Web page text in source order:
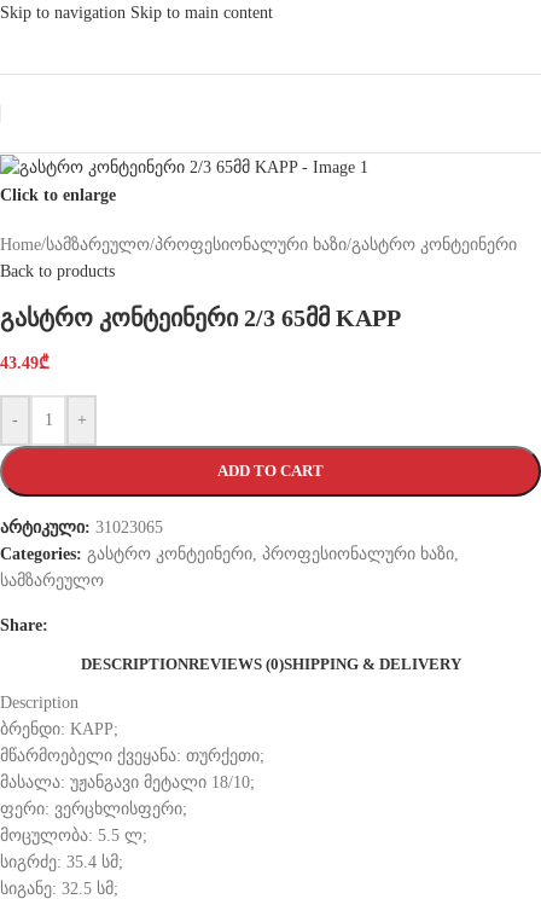
Skip to navigation Skip to main content
Click to enlarge
Home/სამზარეულო/პროფესიონალური ხაზი/გასტრო კონტეინერი
Back to products
გასტრო კონტეინერი 2/3 65მმ KAPP
43.49₾
- +
ADD TO CART
არტიკული: 31023065
Categories: გასტრო კონტეინერი პროფესიონალური ხაზი
სამზარეულო
Share:
DESCRIPTIONREVIEWS (0)SHIPPING & DELIVERY
Description
ბრენდი: KAPP;
მწარმოებელი ქვეყანა: თურქეთი;
მასალა: უჟანგავი მეტალი 18/10;
ფერი: ვერცხლისფერი;
მოცულობა: 5.5 ლ;
სიგრძე: 35.4 სმ;
სიგანე: 32.5 სმ;